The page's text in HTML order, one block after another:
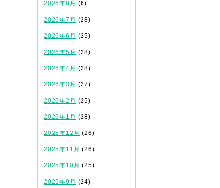
2026年8月 (6)
2026年7月 (28)
2026年6月 (25)
2026年5月 (28)
2026年4月 (28)
2026年3月 (27)
2026年2月 (25)
2026年1月 (28)
2025年12月 (26)
2025年11月 (26)
2025年10月 (25)
2025年9月 (24)